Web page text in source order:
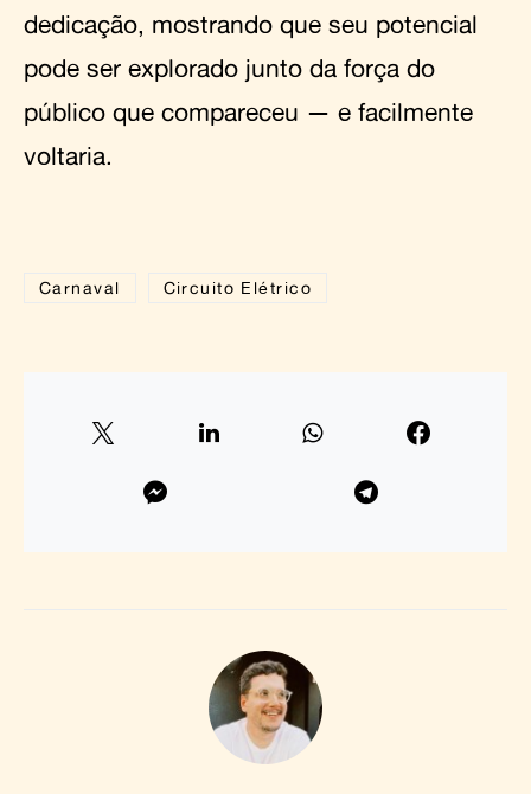
dedicação, mostrando que seu potencial
pode ser explorado junto da força do
público que compareceu — e facilmente
voltaria.
Carnaval Circuito Elétrico